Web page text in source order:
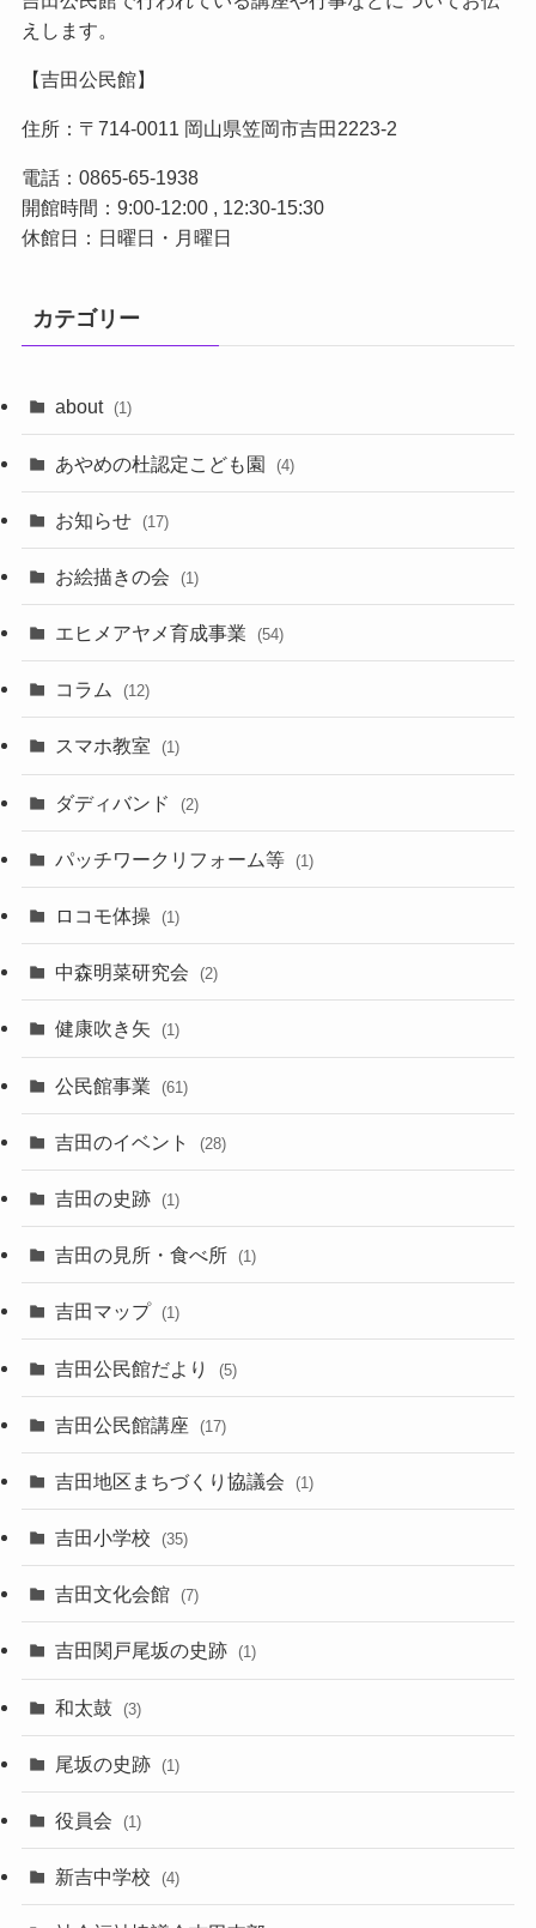
えします。
【吉田公民館】
住所：〒714-0011 岡山県笠岡市吉田2223-2
電話：0865-65-1938
開館時間：9:00-12:00 , 12:30-15:30
休館日：日曜日・月曜日
カテゴリー
about (1)
あやめの杜認定こども園 (4)
お知らせ (17)
お絵描きの会 (1)
エヒメアヤメ育成事業 (54)
コラム (12)
スマホ教室 (1)
ダディバンド (2)
パッチワークリフォーム等 (1)
ロコモ体操 (1)
中森明菜研究会 (2)
健康吹き矢 (1)
公民館事業 (61)
吉田のイベント (28)
吉田の史跡 (1)
吉田の見所・食べ所 (1)
吉田マップ (1)
吉田公民館だより (5)
吉田公民館講座 (17)
吉田地区まちづくり協議会 (1)
吉田小学校 (35)
吉田文化会館 (7)
吉田関戸尾坂の史跡 (1)
和太鼓 (3)
尾坂の史跡 (1)
役員会 (1)
新吉中学校 (4)